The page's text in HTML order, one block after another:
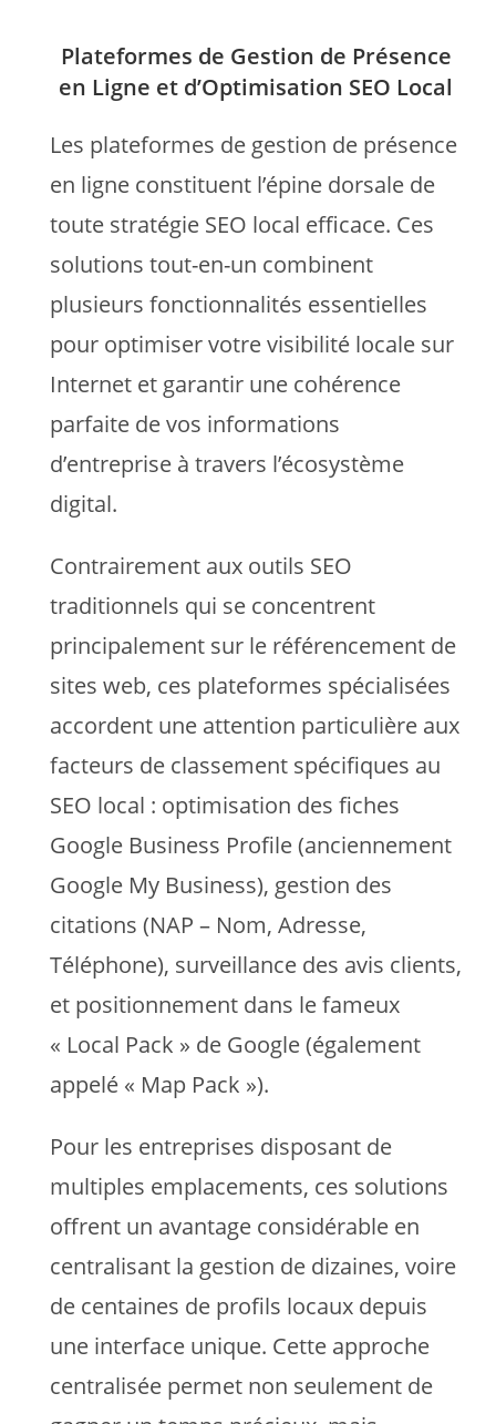
Plateformes de Gestion de Présence
en Ligne et d’Optimisation SEO Local
Les plateformes de gestion de présence
en ligne constituent l’épine dorsale de
toute stratégie SEO local efficace. Ces
solutions tout-en-un combinent
plusieurs fonctionnalités essentielles
pour optimiser votre visibilité locale sur
Internet et garantir une cohérence
parfaite de vos informations
d’entreprise à travers l’écosystème
digital.
Contrairement aux outils SEO
traditionnels qui se concentrent
principalement sur le référencement de
sites web, ces plateformes spécialisées
accordent une attention particulière aux
facteurs de classement spécifiques au
SEO local : optimisation des fiches
Google Business Profile (anciennement
Google My Business), gestion des
citations (NAP – Nom, Adresse,
Téléphone), surveillance des avis clients,
et positionnement dans le fameux
« Local Pack » de Google (également
appelé « Map Pack »).
Pour les entreprises disposant de
multiples emplacements, ces solutions
offrent un avantage considérable en
centralisant la gestion de dizaines, voire
de centaines de profils locaux depuis
une interface unique. Cette approche
centralisée permet non seulement de